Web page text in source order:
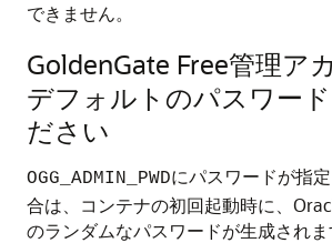
できません。
GoldenGate Free管理ア
デフォルトのパスワー
ださい
OGG_ADMIN_PWDにパスワードが指
合は、コンテナの初回起動時に、
のランダムなパスワードが生成され